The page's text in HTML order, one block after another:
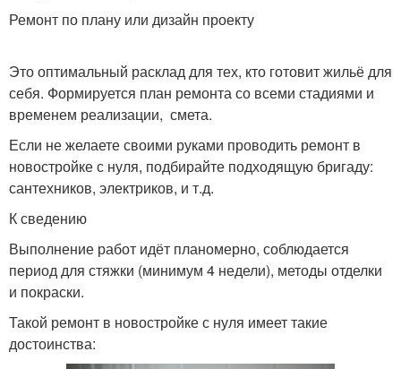
Ремонт по плану или дизайн проекту
Это оптимальный расклад для тех, кто готовит жильё для
себя. Формируется план ремонта со всеми стадиями и
временем реализации, смета.
Если не желаете своими руками проводить ремонт в
новостройке с нуля, подбирайте подходящую бригаду:
сантехников, электриков, и т.д.
К сведению
Выполнение работ идёт планомерно, соблюдается
период для стяжки (минимум 4 недели), методы отделки
и покраски.
Такой ремонт в новостройке с нуля имеет такие
достоинства: